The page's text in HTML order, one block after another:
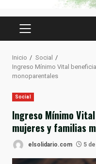
MENÚ
Inicio
Social
Ingreso Mínimo Vital
monoparentales
Social
Ingreso Mínimo
mujeres y familias
elsolidario.com 5